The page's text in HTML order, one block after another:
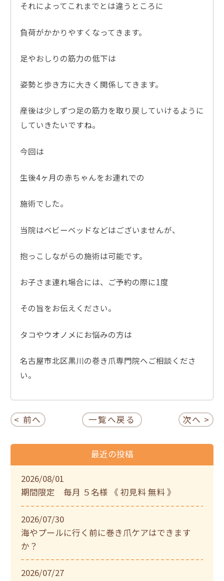
それによってこれまでとは違うところに
負荷がかかりやすくなってきます。
足やおしりの筋力の低下は
姿勢と歩き方に大きく関係してきます。
産後は少しずつ足の筋力を取り戻していけるように
していきたいですね。
今回は
生後4ヶ月の赤ちゃんをお連れでの
施術でした。
当院はベビーベッドなどはございませんが、
抱っこしながらの施術は可能です。
お子さま連れ場合には、ご予約の際に1度
その旨をお伝えください。
タコやウオノメにお悩みの方は
名古屋市北区黒川の巻き爪専門院へご相談くださ
い。
< 前へ 一覧へ戻る 次へ >
最近の投稿
2026/08/01
期間限定 毎月 ５名様 《 初見料 無料 》
2026/07/30
海やプールに行く前に巻き爪ケアはできます
か？
2026/07/27